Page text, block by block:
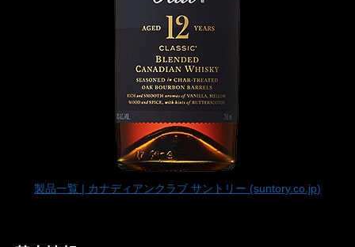
製品一覧 | カナディアンクラブ サントリー (suntory.co.jp)